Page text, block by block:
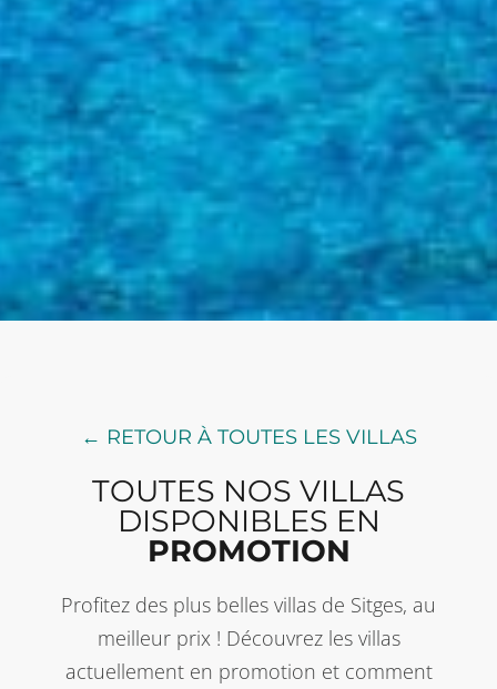
← RETOUR À TOUTES LES VILLAS
TOUTES NOS VILLAS
DISPONIBLES EN
PROMOTION
Profitez des plus belles villas de Sitges, au
meilleur prix ! Découvrez les villas
actuellement en promotion et comment